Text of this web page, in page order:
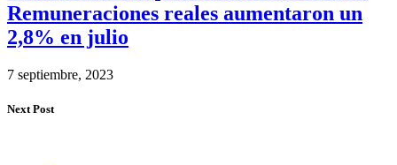
Remuneraciones reales aumentaron un
2,8% en julio
7 septiembre, 2023
Next Post